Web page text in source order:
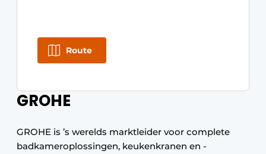
GROHE
GROHE is ’s werelds marktleider voor complete
badkameroplossingen, keukenkranen en -
Route